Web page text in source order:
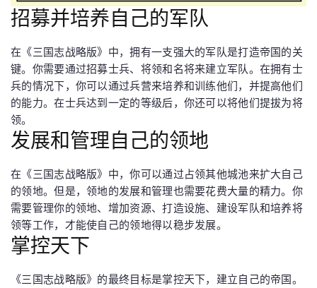
招募并培养自己的军队
在《三国志战略版》中，拥有一支强大的军队是打造帝国的关
键。你需要通过招募士兵、将领和名将来建立军队。在拥有士
兵的情况下，你可以通过兵营来培养和训练他们，并提高他们
的能力。在士兵达到一定的等级后，你还可以将他们提拔为将
领。
发展和管理自己的领地
在《三国志战略版》中，你可以通过占领其他城池来扩大自己
的领地。但是，领地的发展和管理也需要花费大量的精力。你
需要管理你的领地、增加资源、打造设施、建设军队和培养将
领等工作，才能使自己的领地得以稳步发展。
掌控天下
《三国志战略版》的最终目标是掌控天下，建立自己的帝国。